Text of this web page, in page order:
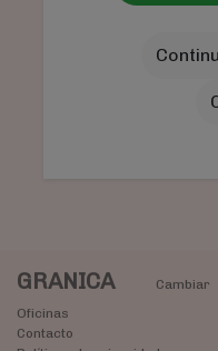
GRANICA
Cambiar
Oficinas
Contacto